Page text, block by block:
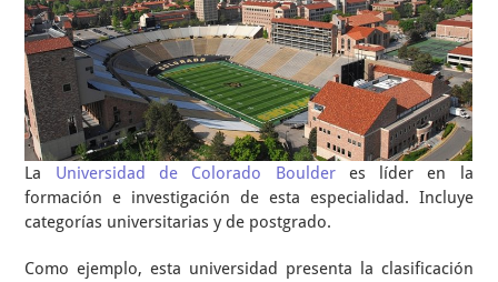
La Universidad de Colorado Boulderes líder en la
formación e investigación de esta especialidad. Incluye
categorías universitarias y de postgrado.
Como ejemplo, esta universidad presenta la clasificación